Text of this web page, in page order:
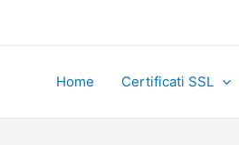
Home Certificati SSL